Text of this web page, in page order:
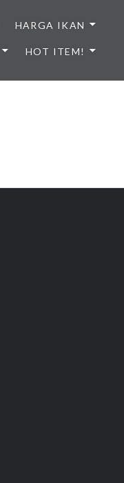
HARGA IKAN
HOT ITEM!